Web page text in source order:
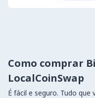
Como comprar
LocalCoinSwap
É fácil e seguro. Tudo que